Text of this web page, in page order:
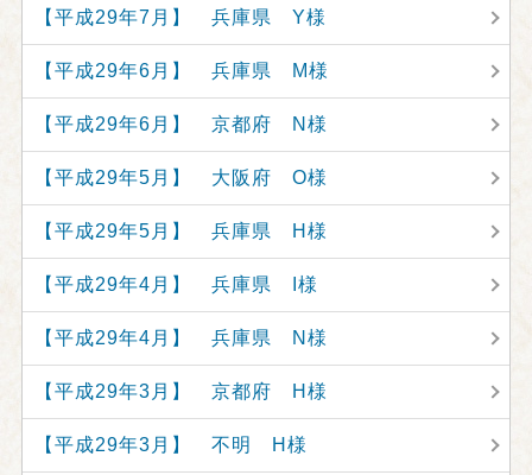
【平成29年7月】 兵庫県 Y様
【平成29年6月】 兵庫県 M様
【平成29年6月】 京都府 N様
【平成29年5月】 大阪府 O様
【平成29年5月】 兵庫県 H様
【平成29年4月】 兵庫県 I様
【平成29年4月】 兵庫県 N様
【平成29年3月】 京都府 H様
【平成29年3月】 不明 H様